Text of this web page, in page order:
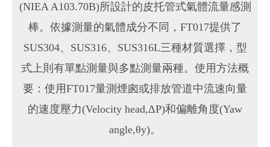
(NIEA A103.70B)所設計的皮托管式氣體流量感測
棒。依據測量的氣體成分不同，FT017提供了
SUS304、SUS316、SUS316L三種材質選擇，型
式上則有單點測量與多點測量兩種。使用方法概
要：使用FT017量測煙囪或排放管道中流速向量
的速度壓力(Velocity head,ΔP)和偏離角度(Yaw
angle,θy)。